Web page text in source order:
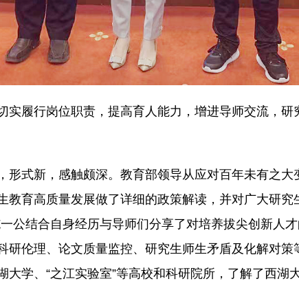
实履行岗位职责，提高育人能力，增进导师交流，
形式新，感触颇深。教育部领导从应对百年未有之
育高质量发展做了详细的政策解读，并对广大研究
公结合自身经历与导师们分享了对培养拔尖创新人
研伦理、论文质量监控、研究生师生矛盾及化解对策
学、“之江实验室”等高校和科研院所，了解了西湖